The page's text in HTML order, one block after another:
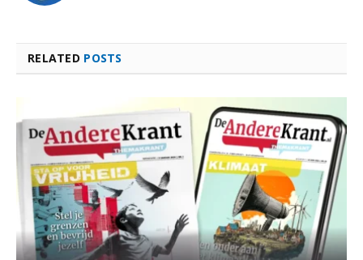
RELATED POSTS